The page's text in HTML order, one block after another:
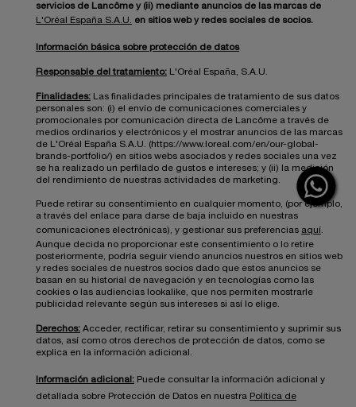
servicios de Lancôme y (ii) mediante anuncios de las marcas de
L'Oréal España S.A.U.
en sitios web y redes sociales de socios.
Información básica sobre protección de datos
Responsable del tratamiento: L'Oréal España, S.A.U.
Finalidades: Las finalidades principales de tratamiento de sus datos
personales son: (i) el envío de comunicaciones comerciales y
promocionales por comunicación directa de Lancôme a través de
medios ordinarios y electrónicos y el mostrar anuncios de las marcas
de L'Oréal España S.A.U. (https://www.loreal.com/en/our-global-
brands-portfolio/) en sitios webs asociados y redes sociales una vez
se ha realizado un perfilado de gustos e intereses; y (ii) la medición
del rendimiento de nuestras actividades de marketing.
Puede retirar su consentimiento en cualquier momento, (por ejemplo,
a través del enlace para darse de baja incluido en nuestras
comunicaciones electrónicas), y gestionar sus preferencias aquí
Aunque decida no proporcionar este consentimiento o lo retire
posteriormente, podría seguir viendo anuncios nuestros en sitios web
y redes sociales de nuestros socios dado que estos anuncios se
basan en su historial de navegación y en tecnologías como las
cookies o las audiencias lookalike, que nos permiten mostrarle
publicidad relevante según sus intereses si así lo elige.
Derechos: Acceder, rectificar, retirar su consentimiento y suprimir sus
datos, así como otros derechos de protección de datos, como se
explica en la información adicional.
Información adicional: Puede consultar la información adicional y
detallada sobre Protección de Datos en nuestra Política de